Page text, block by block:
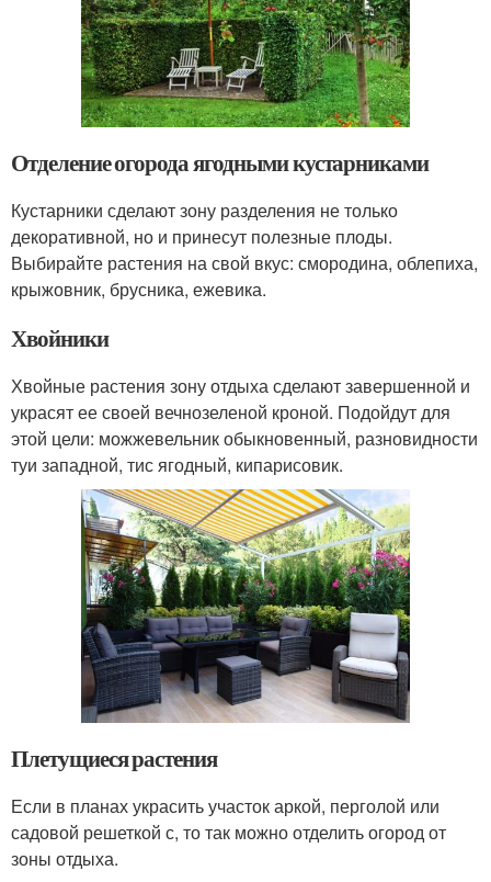
Отделение огорода ягодными кустарниками
Кустарники сделают зону разделения не только
декоративной, но и принесут полезные плоды.
Выбирайте растения на свой вкус: смородина, облепиха,
крыжовник, брусника, ежевика.
Хвойники
Хвойные растения зону отдыха сделают завершенной и
украсят ее своей вечнозеленой кроной. Подойдут для
этой цели: можжевельник обыкновенный, разновидности
туи западной, тис ягодный, кипарисовик.
Плетущиеся растения
Если в планах украсить участок аркой, перголой или
садовой решеткой с, то так можно отделить огород от
зоны отдыха.